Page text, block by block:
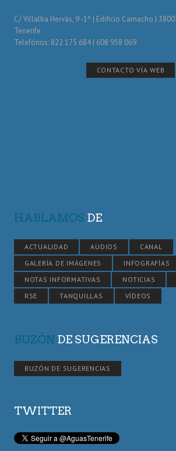
C/ Villalba Hervás, 9 -1º | Edificio Camacho |
Tenerife
Telefónos: 822 175 684 | 608 958 069
CONTACTO VÍA WEB
HABLAMOS DE
ACTUALIDAD AUDIOS
CANAL
GALERÍA DE IMÁGENES
INFOGRAFÍAS
NOTAS INFORMATIVAS
NOTICIAS
RSE
TANQUILLAS VÍDEOS
BUZÓN DE SUGERENCIAS
BUZÓN DE SUGERENCIAS
TWITTER